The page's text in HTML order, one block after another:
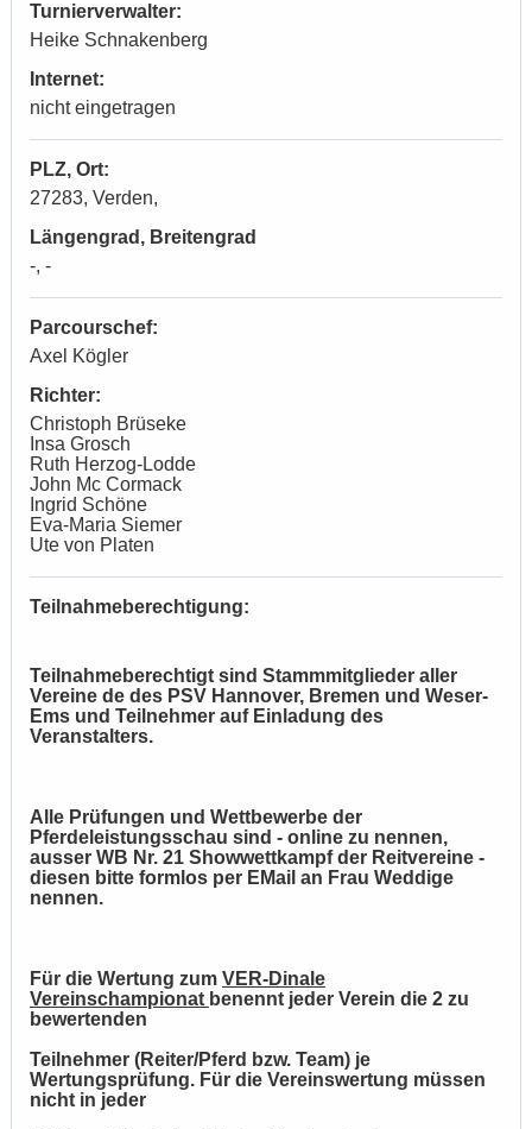
Turnierverwalter:
Heike Schnakenberg
Internet:
nicht eingetragen
PLZ, Ort:
27283, Verden,
Längengrad, Breitengrad
-, -
Parcourschef:
Axel Kögler
Richter:
Christoph Brüseke
Insa Grosch
Ruth Herzog-Lodde
John Mc Cormack
Ingrid Schöne
Eva-Maria Siemer
Ute von Platen
Teilnahmeberechtigung:
Teilnahmeberechtigt sind Stammmitglieder aller
Vereine de des PSV Hannover, Bremen und Weser-
Ems und Teilnehmer auf Einladung des
Veranstalters.
Alle Prüfungen und Wettbewerbe der
Pferdeleistungsschau sind - online zu nennen,
ausser WB Nr. 21 Showwettkampf der Reitvereine -
diesen bitte formlos per EMail an Frau Weddige
nennen.
Für die Wertung zum VER-Dinale
Vereinschampionat benennt jeder Verein die 2 zu
bewertenden
Teilnehmer (Reiter/Pferd bzw. Team) je
Wertungsprüfung. Für die Vereinswertung müssen
nicht in jeder